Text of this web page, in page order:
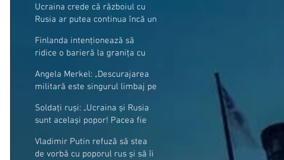
granițe
Ucraina crede că războiul cu
Rusia ar putea continua încă un
Finlanda intenționează să
ridice o barieră la granița cu
Angela Merkel: „Descurajarea
militară este singurul limbaj pe
Soldați ruși: „Ucraina și Rusia
sunt același popor! Pacea fie
Vladimir Putin refuză să stea
de vorbă cu poporul rus și să îi